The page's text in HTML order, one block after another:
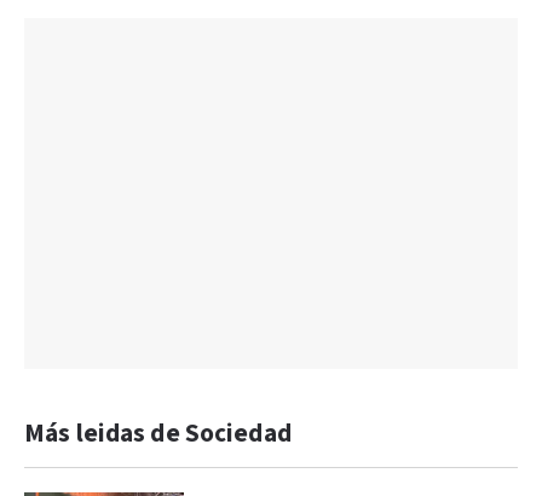
Más leidas de Sociedad